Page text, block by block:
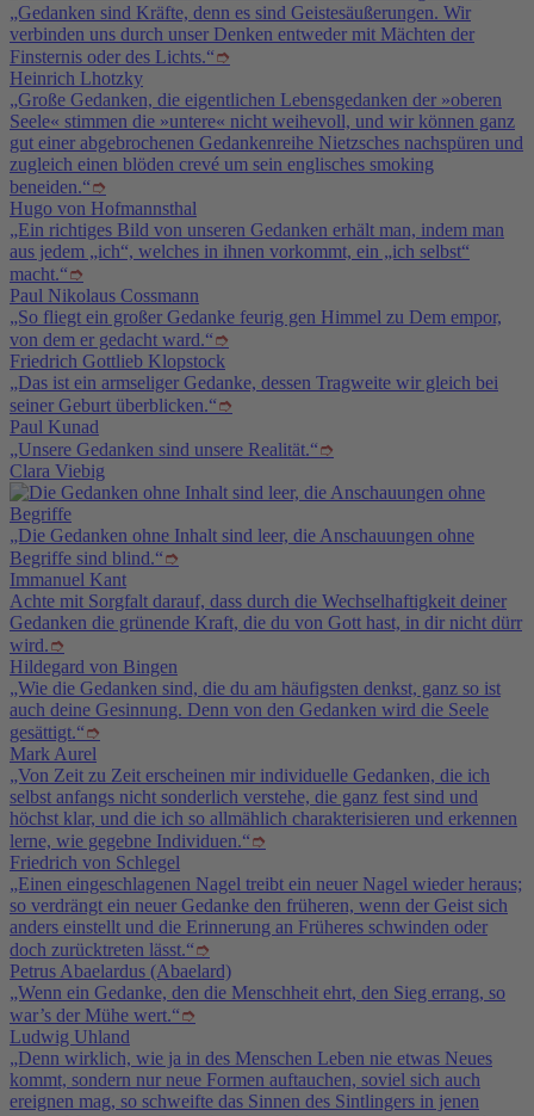
„Gedanken sind Kräfte, denn es sind Geistesäußerungen. Wir
verbinden uns durch unser Denken entweder mit Mächten der
Finsternis oder des Lichts.“➮
Heinrich Lhotzky
„Große Gedanken, die eigentlichen Lebensgedanken der »oberen
Seele« stimmen die »untere« nicht weihevoll, und wir können ganz
gut einer abgebrochenen Gedankenreihe Nietzsches nachspüren und
zugleich einen blöden crevé um sein englisches smoking
beneiden.“➮
Hugo von Hofmannsthal
„Ein richtiges Bild von unseren Gedanken erhält man, indem man
aus jedem „ich“, welches in ihnen vorkommt, ein „ich selbst“
macht.“➮
Paul Nikolaus Cossmann
„So fliegt ein großer Gedanke feurig gen Himmel zu Dem empor,
von dem er gedacht ward.“➮
Friedrich Gottlieb Klopstock
„Das ist ein armseliger Gedanke, dessen Tragweite wir gleich bei
seiner Geburt überblicken.“➮
Paul Kunad
„Unsere Gedanken sind unsere Realität.“➮
Clara Viebig
„Die Gedanken ohne Inhalt sind leer, die Anschauungen ohne
Begriffe sind blind.“➮
Immanuel Kant
Achte mit Sorgfalt darauf, dass durch die Wechselhaftigkeit deiner
Gedanken die grünende Kraft, die du von Gott hast, in dir nicht dürr
wird.➮
Hildegard von Bingen
„Wie die Gedanken sind, die du am häufigsten denkst, ganz so ist
auch deine Gesinnung. Denn von den Gedanken wird die Seele
gesättigt.“➮
Mark Aurel
„Von Zeit zu Zeit erscheinen mir individuelle Gedanken, die ich
selbst anfangs nicht sonderlich verstehe, die ganz fest sind und
höchst klar, und die ich so allmählich charakterisieren und erkennen
lerne, wie gegebne Individuen.“➮
Friedrich von Schlegel
„Einen eingeschlagenen Nagel treibt ein neuer Nagel wieder heraus;
so verdrängt ein neuer Gedanke den früheren, wenn der Geist sich
anders einstellt und die Erinnerung an Früheres schwinden oder
doch zurücktreten lässt.“➮
Petrus Abaelardus (Abaelard)
„Wenn ein Gedanke, den die Menschheit ehrt, den Sieg errang, so
war’s der Mühe wert.“➮
Ludwig Uhland
„Denn wirklich, wie ja in des Menschen Leben nie etwas Neues
kommt, sondern nur neue Formen auftauchen, soviel sich auch
ereignen mag, so schweifte das Sinnen des Sintlingers in jenen